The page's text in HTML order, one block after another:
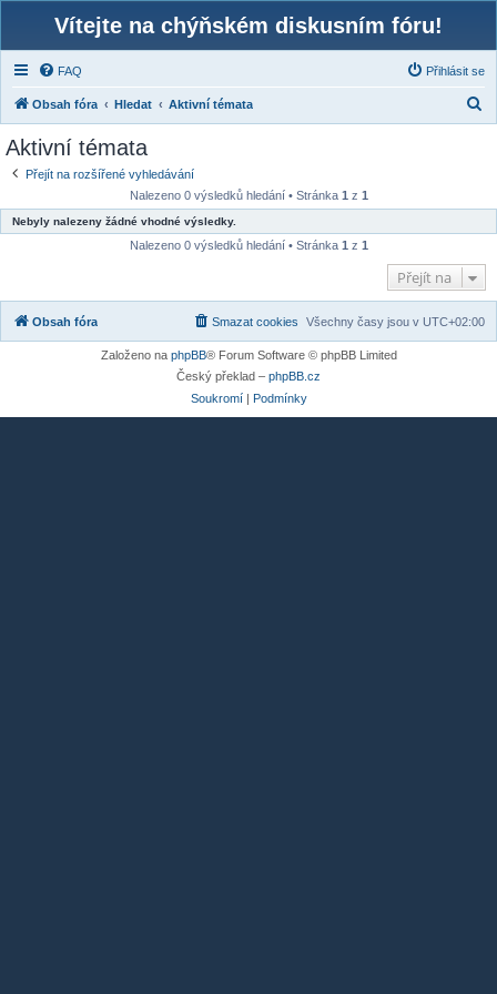
Vítejte na chýňském diskusním fóru!
FAQ Přihlásit se
Obsah fóra Hledat Aktivní témata
a
t
Aktivní témata
Přejít na rozšířené vyhledávání
Nalezeno 0 výsledků hledání • Stránka 1 z 1
Nebyly nalezeny žádné vhodné výsledky.
Nalezeno 0 výsledků hledání • Stránka 1 z 1
Přejít na
Obsah fóra Všechny časy jsou v UTC+02:00
Smazat cookies
Založeno na phpBB® Forum Software © phpBB Limited
Český překlad – phpBB.cz
Soukromí| Podmínky